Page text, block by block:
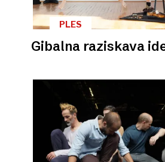
PLES
Gibalna raziskava